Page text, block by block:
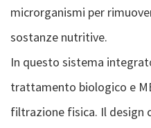
microrganismi per
sostanze nutritive.
In questo sistema
trattamento biologico e
filtrazione fisica. Il design